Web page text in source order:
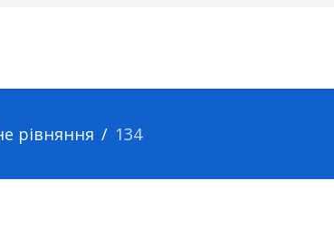
рівняння 134